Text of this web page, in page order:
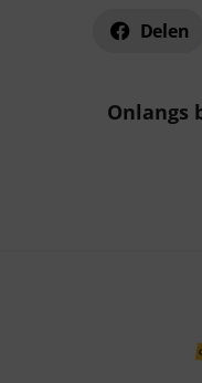
Delen
Onlangs